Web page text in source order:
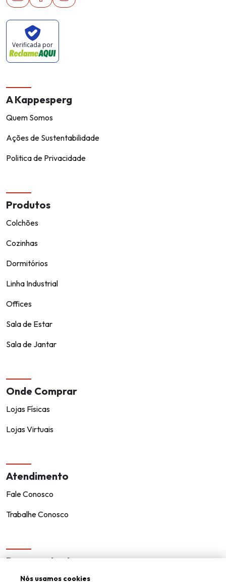
Verificada por
A Kappesperg
Quem Somos
Ações de Sustentabilidade
Politica de Privacidade
Produtos
Colchões
Cozinhas
Dormitórios
Linha Industrial
Offices
Sala de Estar
Sala de Jantar
Onde Comprar
Lojas Físicas
Lojas Virtuais
Atendimento
Fale Conosco
Trabalhe Conosco
Representantes
Encontre um representante!
Nós usamos cookies